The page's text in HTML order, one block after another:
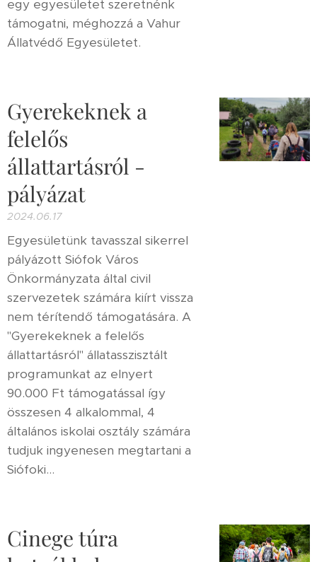
egy egyesületet szeretnénk
támogatni, méghozzá a Vahur
Állatvédő Egyesületet.
Gyerekeknek a
felelős
állattartásról -
pályázat
2024.06.17
Egyesületünk tavasszal sikerrel
pályázott Siófok Város
Önkormányzata által civil
szervezetek számára kiírt vissza
nem térítendő támogatására. A
"Gyerekeknek a felelős
állattartásról" állatasszisztált
programunkat az elnyert
90.000 Ft támogatással így
összesen 4 alkalommal, 4
általános iskolai osztály számára
tudjuk ingyenesen megtartani a
Siófoki...
Cinege túra